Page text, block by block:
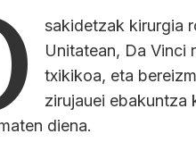
sakidetzak kirurgia
Unitatean, Da Vinci
txikikoa, eta
zirujauei ebakuntza
diena.